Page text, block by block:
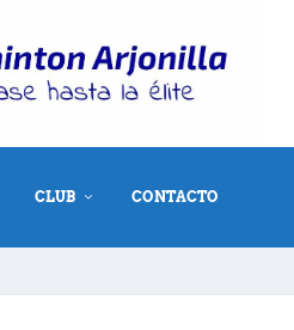
CLUB CONTACTO